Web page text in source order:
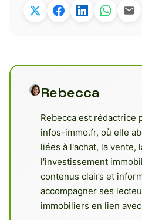
Rebecca
Rebecca est rédactrice
infos-immo.fr, où elle
liées à l'achat, la vente,
l'investissement
contenus clairs et
accompagner ses
immobiliers en lien